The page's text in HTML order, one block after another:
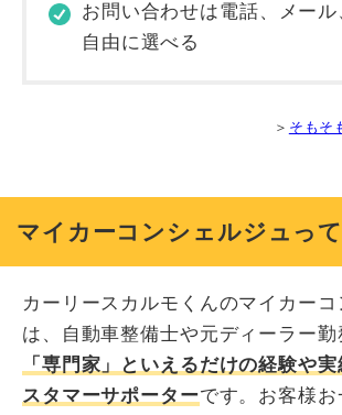
お問い合わせは電話、メール
自由に選べる
＞ そもそ
マイカーコンシェルジュっ
カーリースカルモくんのマイカーコ
は、自動車整備士や元ディーラー勤
「専門家」といえるだけの経験や
スタマーサポーターです。お客様お